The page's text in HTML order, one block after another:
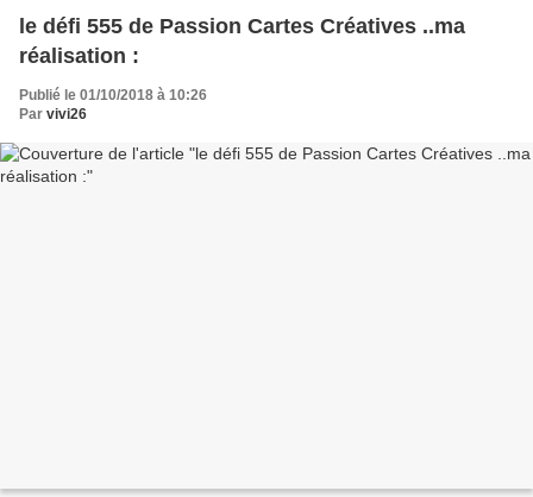
le défi 555 de Passion Cartes Créatives ..ma
réalisation :
Publié le 01/10/2018 à 10:26
Par vivi26